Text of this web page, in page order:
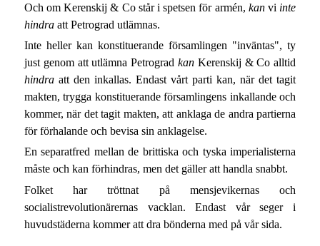
Och om Kerenskij & Co står i spetsen för armén, kanvi inte
hindraatt Petrograd utlämnas.
Inte heller kan konstituerande församlingen "inväntas", ty
just genom att utlämna Petrograd kanKerenskij & Co alltid
hindraatt den inkallas. Endast vårt parti kan, när det tagit
makten, trygga konstituerande församlingens inkallande och
kommer, när det tagit makten, att anklaga de andra partierna
för förhalande och bevisa sin anklagelse.
En separatfred mellan de brittiska och tyska imperialisterna
måste och kan förhindras, men det gäller att handla snabbt.
Folket har tröttnat på mensjevikernas och
socialistrevolutionärernas vacklan. Endast vår seger i
huvudstäderna kommer att dra bönderna med på vår sida.